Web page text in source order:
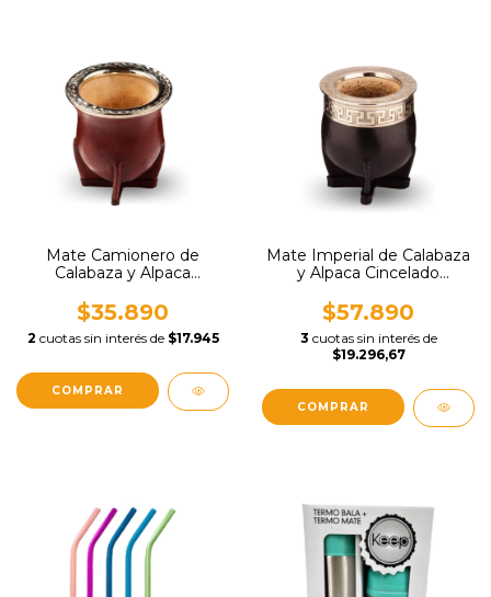
Mate Camionero de
Calabaza y Alpaca
$35.890
2 cuotas sin interés de $17.945
Mate Imperial de Calabaza
y Alpaca Cincelado
$57.890
3 cuotas sin interés de
$19.296,67